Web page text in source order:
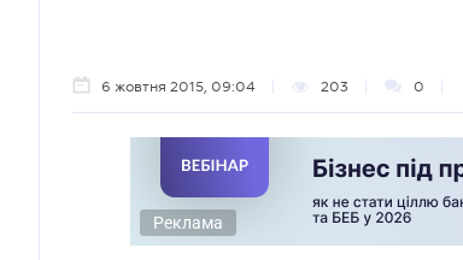
6 жовтня 2015, 09:04 203 0
Реклама